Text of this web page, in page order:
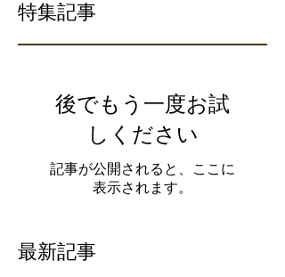
特集記事
後でもう一度お試
しください
記事が公開されると、ここに
表示されます。
最新記事